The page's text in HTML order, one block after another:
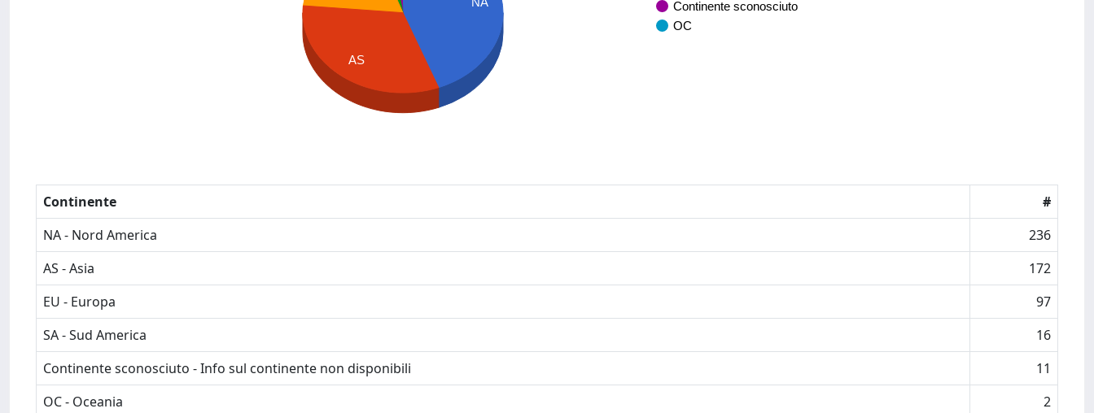
Continente sconosciuto
OC
AS
Continente
#
NA - Nord America
236
AS - Asia
172
EU - Europa
97
SA - Sud America
16
Continente sconosciuto - Info sul continente non disponibili
11
OC - Oceania
2